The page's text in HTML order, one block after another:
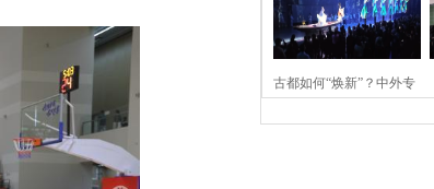
古都如何“焕新”？中外专